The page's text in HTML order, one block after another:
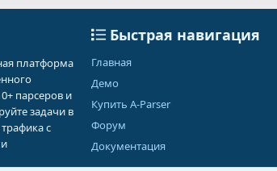
платформа
парсеров и
задачи в
с
Быстрая навигация
Главная
Демо
Купить A-Parser
Форум
Документация